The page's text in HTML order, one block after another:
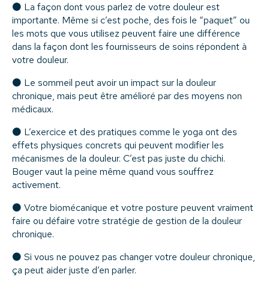
⚫ La façon dont vous parlez de votre douleur est
importante. Même si c’est poche, des fois le “paquet” ou
les mots que vous utilisez peuvent faire une différence
dans la façon dont les fournisseurs de soins répondent à
votre douleur.
⚫ Le sommeil peut avoir un impact sur la douleur
chronique, mais peut être amélioré par des moyens non
médicaux.
⚫ L’exercice et des pratiques comme le yoga ont des
effets physiques concrets qui peuvent modifier les
mécanismes de la douleur. C’est pas juste du chichi.
Bouger vaut la peine même quand vous souffrez
activement.
⚫ Votre biomécanique et votre posture peuvent vraiment
faire ou défaire votre stratégie de gestion de la douleur
chronique.
⚫ Si vous ne pouvez pas changer votre douleur chronique,
ça peut aider juste d’en parler.